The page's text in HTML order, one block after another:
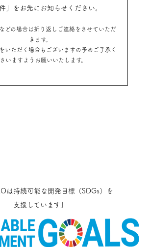
」をお先にお知らせください。
どの場合は折り返しご連絡をさせていただ
きます。
いただく場合もございますの予めご了承く
いますようお願いいたします。
は持続可能な開発目標（SDGs）を
支援しています」